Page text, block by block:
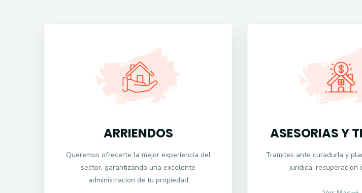
ARRIENDOS
Queremos ofrecerte la mejor experiencia del
sector, garantizando una excelente
administracion de tu propiedad
ASESORIAS Y
Tramites ante curadurIa y
juridica, recuperacion